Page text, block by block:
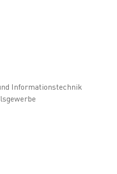
Informationstechnik